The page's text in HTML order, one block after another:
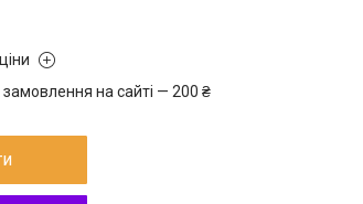
на сайті — 200 ₴